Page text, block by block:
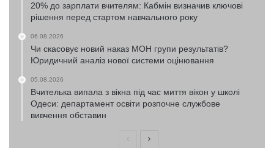
20% до зарплати вчителям: Кабмін визначив ключові
рішення перед стартом навчального року
06.08.2026
Чи скасовує новий наказ МОН групи результатів?
Юридичний аналіз нової системи оцінювання
05.08.2026
Вчителька випала з вікна під час миття вікон у школі
Одеси: департамент освіти розпочне службове
вивчення обставин
ПопередняНаступна